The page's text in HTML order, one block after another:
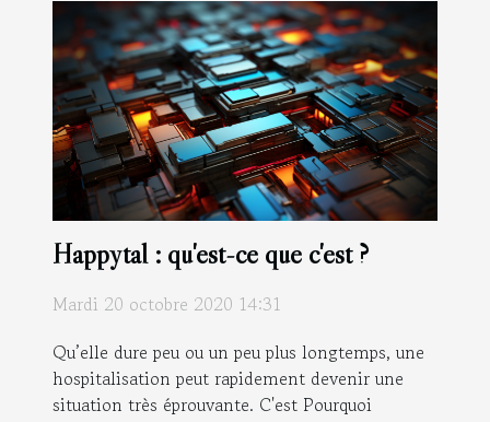
Happytal : qu'est-ce que c'est ?
Mardi 20 octobre 2020 14:31
Qu’elle dure peu ou un peu plus longtemps, une
hospitalisation peut rapidement devenir une
situation très éprouvante. C'est Pourquoi